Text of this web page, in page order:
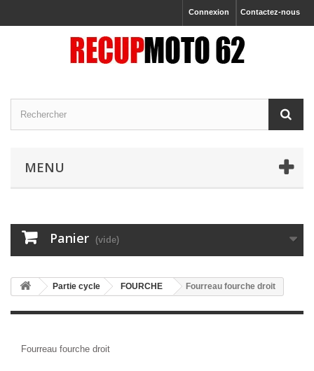
Contactez-nous
Connexion
MENU
Panier (vide)
Partie cycle FOURCHE Fourreau fourche droit
Fourreau fourche droit